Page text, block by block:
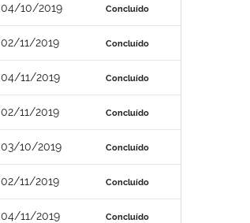
04/10/2019 Concluído
02/11/2019 Concluído
04/11/2019 Concluído
02/11/2019 Concluído
03/10/2019 Concluído
02/11/2019 Concluído
04/11/2019 Concluído